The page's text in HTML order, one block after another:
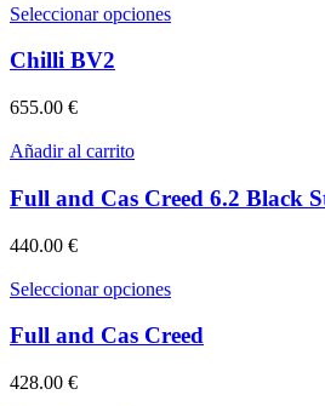
página
se
Seleccionar opcionesEste
pueden
elegir
de
Chilli BV2
655.00 €
Añadir al carrito
Full and Cas Creed 6.2 Black
440.00 €
Seleccionar opcionesEste
tiene
Full and Cas Creed
428.00 €